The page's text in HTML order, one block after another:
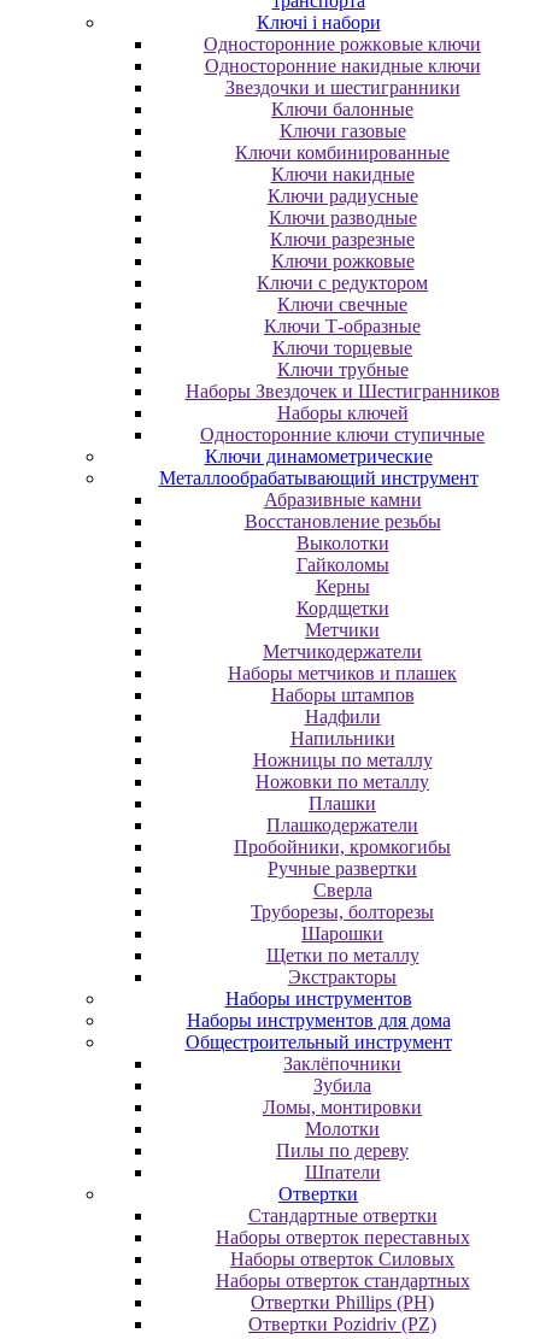
Ключі і набори
Oднocтopoнниe poжкoвыe ключи
Oднocтopoнниe нaкидныe ключи
Звездочки и шестигранники
Ключи балонные
Ключи газовые
Ключи комбинированные
Ключи накидные
Ключи радиусные
Ключи разводные
Ключи разрезные
Ключи рожковые
Ключи с редуктором
Ключи свечные
Ключи Т-образные
Ключи торцевые
Ключи трубные
Наборы Звездочек и Шестигранников
Наборы ключей
Односторонние ключи ступичные
Ключи динамометрические
Металлообрабатывающий инструмент
Абразивные камни
Восстановление резьбы
Выколотки
Гайколомы
Керны
Кордщетки
Метчики
Метчикодержатели
Наборы метчиков и плашек
Наборы штампов
Надфили
Напильники
Ножницы по металлу
Ножовки по металлу
Плашки
Плашкодержатели
Пробойники, кромкогибы
Ручные развертки
Сверла
Труборезы, болторезы
Шарошки
Щетки по металлу
Экcтpaктopы
Наборы инструментов
Наборы инструментов для дома
Общестроительный инструмент
Заклёпочники
Зубила
Ломы, монтировки
Молотки
Пилы по дереву
Шпатели
Отвертки
Cтандартные отвертки
Наборы отверток переставных
Наборы отверток Силовых
Наборы отверток стандартных
Отвертки Phillips (PH)
Отвертки Pozidriv (PZ)